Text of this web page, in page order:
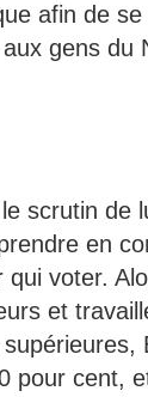
afin de
gens du
le scrutin
en
qui voter.
et
pour cent,